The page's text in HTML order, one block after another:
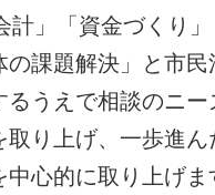
計」「資金づくり
の課題解決」と市民
るうえで相談のニー
取り上げ、一歩進ん
心的に取り上げま